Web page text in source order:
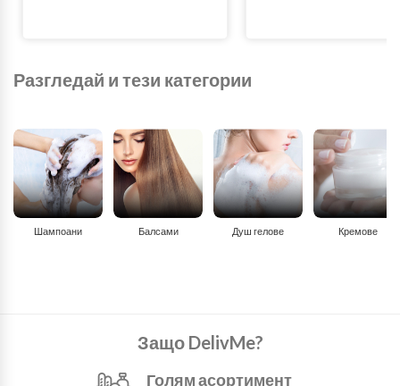
Разгледай и тези категории
Шампоани Балсами Душ гелове Кремове
Защо DelivMe?
Голям асортимент